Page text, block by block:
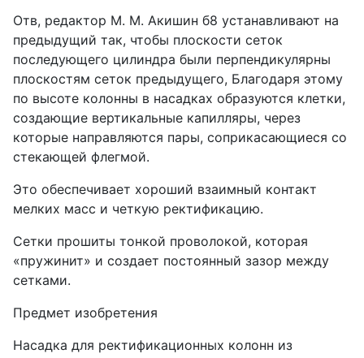
Отв, редактор М. М. Акишин б8 устанавливают на
предыдущий так, чтобы плоскости сеток
последующего цилиндра были перпендикулярны
плоскостям сеток предыдущего, Благодаря этому
по высоте колонны в насадках образуются клетки,
создающие вертикальные капилляры, через
которые направляются пары, соприкасающиеся со
стекающей флегмой.
Это обеспечивает хороший взаимный контакт
мелких масс и четкую ректификацию.
Сетки прошиты тонкой проволокой, которая
«пружинит» и создает постоянный зазор между
сетками.
Предмет изобретения
Насадка для ректификационных колонн из